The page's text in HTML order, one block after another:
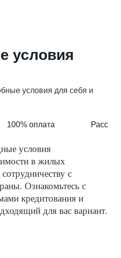
условия
условия для себя и
100% оплата
условия
в жилых
с
Ознакомьтесь с
кредитования и
для вас вариант.